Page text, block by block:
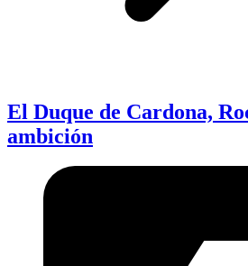
El Duque de Cardona,
ambición